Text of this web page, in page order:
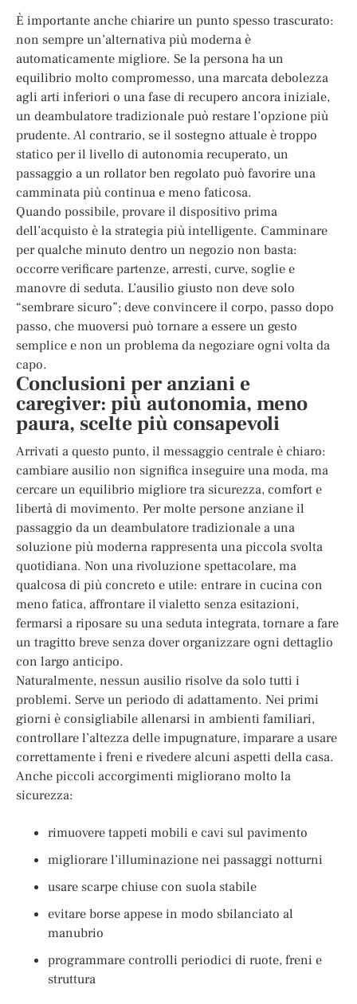
È importante anche chiarire un punto spesso trascurato:
non sempre un’alternativa più moderna è
automaticamente migliore. Se la persona ha un
equilibrio molto compromesso, una marcata debolezza
agli arti inferiori o una fase di recupero ancora iniziale,
un deambulatore tradizionale può restare l’opzione più
prudente. Al contrario, se il sostegno attuale è troppo
statico per il livello di autonomia recuperato, un
passaggio a un rollator ben regolato può favorire una
camminata più continua e meno faticosa.
Quando possibile, provare il dispositivo prima
dell’acquisto è la strategia più intelligente. Camminare
per qualche minuto dentro un negozio non basta:
occorre verificare partenze, arresti, curve, soglie e
manovre di seduta. L’ausilio giusto non deve solo
“sembrare sicuro”; deve convincere il corpo, passo dopo
passo, che muoversi può tornare a essere un gesto
semplice e non un problema da negoziare ogni volta da
capo.
Conclusioni per anziani e
caregiver: più autonomia, meno
paura, scelte più consapevoli
Arrivati a questo punto, il messaggio centrale è chiaro:
cambiare ausilio non significa inseguire una moda, ma
cercare un equilibrio migliore tra sicurezza, comfort e
libertà di movimento. Per molte persone anziane il
passaggio da un deambulatore tradizionale a una
soluzione più moderna rappresenta una piccola svolta
quotidiana. Non una rivoluzione spettacolare, ma
qualcosa di più concreto e utile: entrare in cucina con
meno fatica, affrontare il vialetto senza esitazioni,
fermarsi a riposare su una seduta integrata, tornare a fare
un tragitto breve senza dover organizzare ogni dettaglio
con largo anticipo.
Naturalmente, nessun ausilio risolve da solo tutti i
problemi. Serve un periodo di adattamento. Nei primi
giorni è consigliabile allenarsi in ambienti familiari,
controllare l’altezza delle impugnature, imparare a usare
correttamente i freni e rivedere alcuni aspetti della casa.
Anche piccoli accorgimenti migliorano molto la
sicurezza:
rimuovere tappeti mobili e cavi sul pavimento
migliorare l’illuminazione nei passaggi notturni
usare scarpe chiuse con suola stabile
evitare borse appese in modo sbilanciato al
manubrio
programmare controlli periodici di ruote, freni e
struttura